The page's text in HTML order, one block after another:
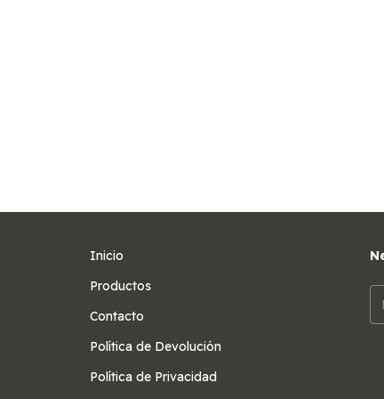
Inicio
Productos
Contacto
Política de Devolución
Política de Privacidad